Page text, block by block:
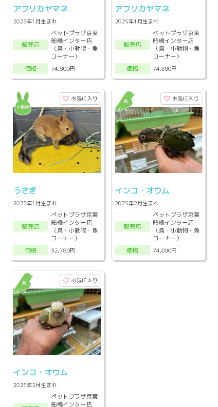
アフリカヤマネ
2025年1月生まれ
販売店
ペットプラザ京葉
船橋インター店
（鳥・小動物・魚
コーナー）
価格
74,800円
アフリカヤマネ
2025年1月生まれ
販売店
ペットプラザ京葉
船橋インター店
（鳥・小動物・魚
コーナー）
価格
74,800円
お気に入り
うさぎ
2025年1月生まれ
販売店
ペットプラザ京葉
船橋インター店
（鳥・小動物・魚
コーナー）
価格
32,780円
お気に入り
インコ・オウム
2025年2月生まれ
販売店
ペットプラザ京葉
船橋インター店
（鳥・小動物・魚
コーナー）
価格
74,800円
お気に入り
インコ・オウム
2025年2月生まれ
ペットプラザ京葉
船橋インター店